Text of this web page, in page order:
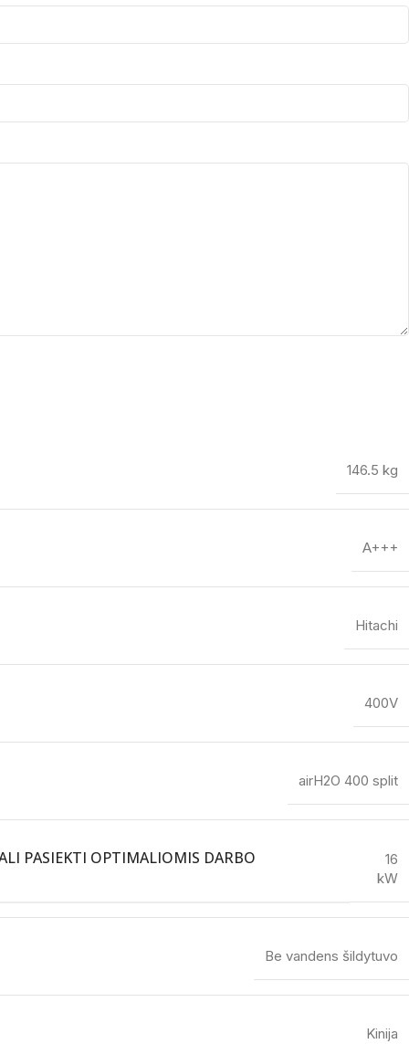
146.5 kg
A+++
Hitachi
400V
airH2O 400 split
PASIEKTI OPTIMALIOMIS DARBO
16
kW
Be vandens šildytuvo
Kinija